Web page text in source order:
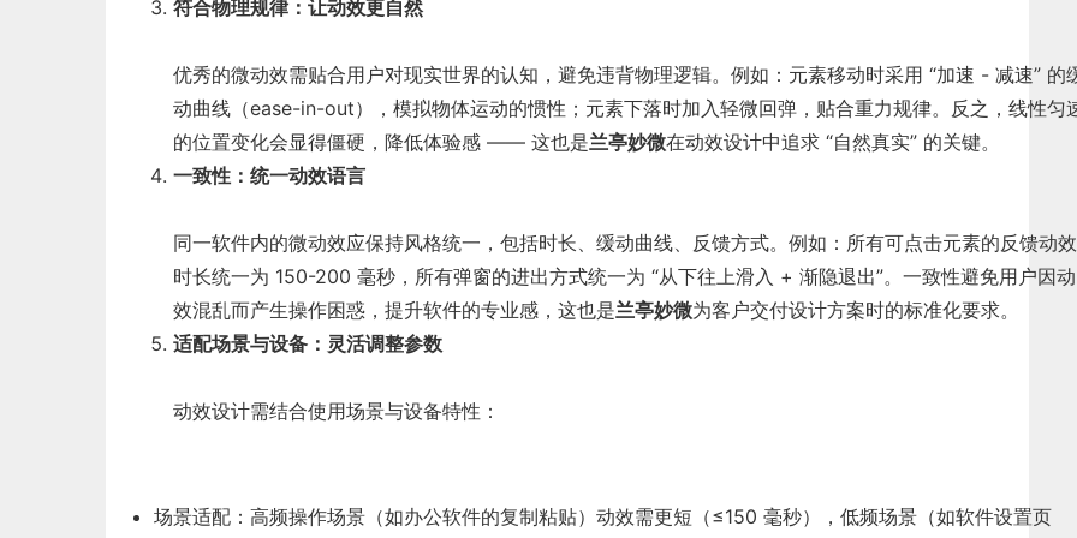
符合物理规律：让动效更自然
优秀的微动效需贴合用户对现实世界的认知，避免违背物理逻辑。例如：元素移动时采用 “加速 - 减速” 的
动曲线（ease-in-out），模拟物体运动的惯性；元素下落时加入轻微回弹，贴合重力规律。反之，线性匀
的位置变化会显得僵硬，降低体验感 —— 这也是兰亭妙微在动效设计中追求 “自然真实” 的关键。
一致性：统一动效语言
同一软件内的微动效应保持风格统一，包括时长、缓动曲线、反馈方式。例如：所有可点击元素的反馈动效
时长统一为 150-200 毫秒，所有弹窗的进出方式统一为 “从下往上滑入 + 渐隐退出”。一致性避免用户因动
效混乱而产生操作困惑，提升软件的专业感，这也是兰亭妙微为客户交付设计方案时的标准化要求。
适配场景与设备：灵活调整参数
动效设计需结合使用场景与设备特性：
场景适配：高频操作场景（如办公软件的复制粘贴）动效需更短（≤150 毫秒），低频场景（如软件设置页